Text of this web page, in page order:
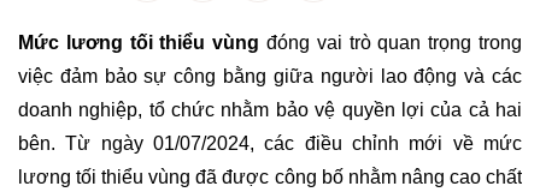
Mức lương tối thiểu vùng đóng vai trò quan trọng trong
việc đảm bảo sự công bằng giữa người lao động và các
doanh nghiệp, tổ chức nhằm bảo vệ quyền lợi của cả hai
bên. Từ ngày 01/07/2024, các điều chỉnh mới về mức
lương tối thiểu vùng đã được công bố nhằm nâng cao chất